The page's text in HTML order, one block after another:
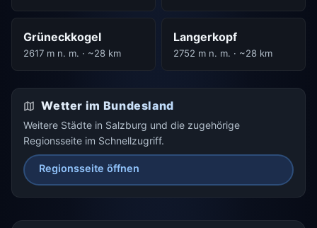
Grüneckkogel
2617 m n. m. · ~28 km
Langerkopf
2752 m n. m. · ~28 km
Wetter im Bundesland
Weitere Städte in Salzburg und die zugehörige
Regionsseite im Schnellzugriff.
Regionsseite öffnen